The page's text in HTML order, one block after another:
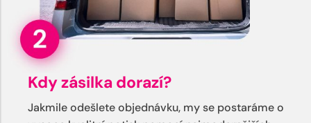
Kdy zásilka dorazí?
Jakmile odešlete objednávku, my se postaráme o